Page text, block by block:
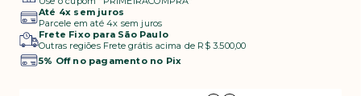
Até 4x sem juros
Parcele em até 4x sem juros
Frete Fixo para São Paulo
Outras regiões Frete grátis acima de R$ 3.500,00
5% Off no pagamento no Pix